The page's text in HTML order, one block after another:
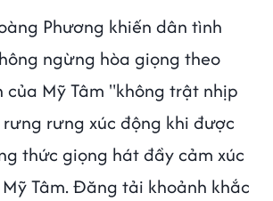
Phương khiến dân tình
ngừng hòa giọng theo
của Mỹ Tâm "không trật nhịp
rưng xúc động khi được
thức giọng hát đầy cảm xúc
Tâm. Đăng tải khoảnh khắc